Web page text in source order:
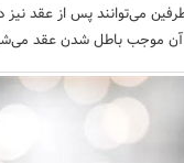
می‌توانند پس از عقد نیز
آن موجب باطل شدن عقد